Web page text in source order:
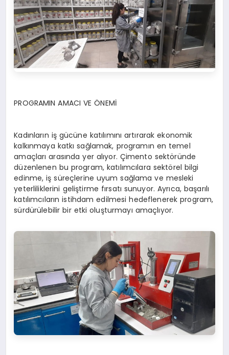
PROGRAMIN AMACI VE ÖNEMİ
Kadınların iş gücüne katılımını artırarak ekonomik
kalkınmaya katkı sağlamak, programın en temel
amaçları arasında yer alıyor. Çimento sektöründe
düzenlenen bu program, katılımcılara sektörel bilgi
edinme, iş süreçlerine uyum sağlama ve mesleki
yeterliliklerini geliştirme fırsatı sunuyor. Ayrıca, başarılı
katılımcıların istihdam edilmesi hedeflenerek program,
sürdürülebilir bir etki oluşturmayı amaçlıyor.